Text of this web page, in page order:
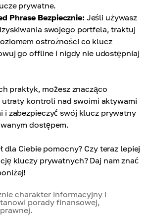
prywatne.
Phrase Bezpiecznie: Jeśli używasz
swojego portfela, traktuj
ostrożności co klucz
go offline i nigdy nie udostępniaj
praktyk, możesz znacząco
utraty kontroli nad swoimi aktywami
zabezpieczyć swój klucz prywatny
dostępem.
dla Ciebie pomocny? Czy teraz lepiej
kluczy prywatnych? Daj nam znać
charakter informacyjny i
porady finansowej,